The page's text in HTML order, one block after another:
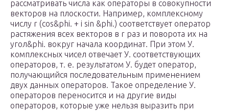
рассматривать числа как операторы в совокупности
векторов на плоскости. Например, комплексному
числу r (cos&phi. + i sin &phi.) соответствует оператор
растяжения всех векторов в r раз и поворота их на
угол&phi. вокруг начала координат. При этом У.
комплексных чисел отвечает У. соответствующих
операторов, т. е. результатом У. будет оператор,
получающийся последовательным применением
двух данных операторов. Такое определение У.
операторов переносится и на другие виды
операторов, которые уже нельзя выразить при